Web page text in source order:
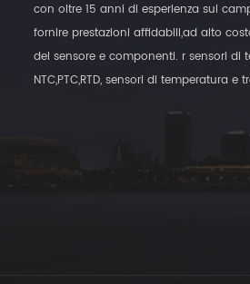
con oltre 15 anni di esperienza sul
fornire prestazioni affidabili,ad alto
del sensore e componenti. r sensori di
NTC,PTC,RTD, sensori di temperatura